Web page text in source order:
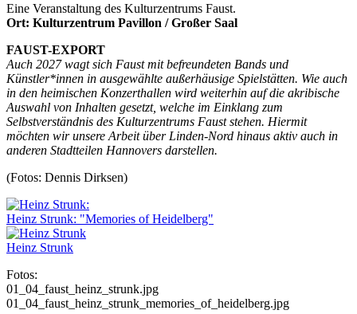
Eine Veranstaltung des Kulturzentrums Faust.
Ort: Kulturzentrum Pavillon / Großer Saal
FAUST-EXPORT
Auch 2027 wagt sich Faust mit befreundeten Bands und
Künstler*innen in ausgewählte außerhäusige Spielstätten. Wie auch
in den heimischen Konzerthallen wird weiterhin auf die akribische
Auswahl von Inhalten gesetzt, welche im Einklang zum
Selbstverständnis des Kulturzentrums Faust stehen. Hiermit
möchten wir unsere Arbeit über Linden-Nord hinaus aktiv auch in
anderen Stadtteilen Hannovers darstellen.
(Fotos: Dennis Dirksen)
Heinz Strunk: "Memories of Heidelberg"
Heinz Strunk
Fotos:
01_04_faust_heinz_strunk.jpg
01_04_faust_heinz_strunk_memories_of_heidelberg.jpg